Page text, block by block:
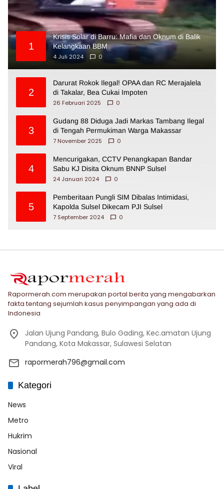
1
Krisis Solar di Barru: Mafia dan Oknum di Balik
Kelangkaan BBM
4 Juli 2024
0
2
Darurat Rokok Ilegal! OPAA dan RC Merajalela
di Takalar, Bea Cukai Impoten
26 Februari 2025
0
3
Gudang 88 Diduga Jadi Markas Tambang Ilegal
di Tengah Permukiman Warga Makassar
7 November 2025
0
4
Mencurigakan, CCTV Penangkapan Bandar
Sabu KJ Disita Oknum BNNP Sulsel
24 Januari 2024
0
5
Pemberitaan Pungli SIM Dibalas Intimidasi,
Kapolda Sulsel Dikecam PJI Sulsel
7 September 2024
0
Rapormerah.com merupakan portal berita yang mengabarkan
fakta tentang sejumlah kasus penyimpangan yang ada di
Indonesia
Jalan Ujung Pandang, Bulo Gading, Kec.amatan Ujung
Pandang, Kota Makassar, Sulawesi Selatan
rapormerah796@gmail.com
Kategori
News
Metro
Hukrim
Nasional
Viral